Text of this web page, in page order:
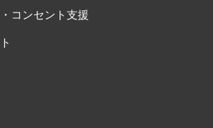
コンセント支援